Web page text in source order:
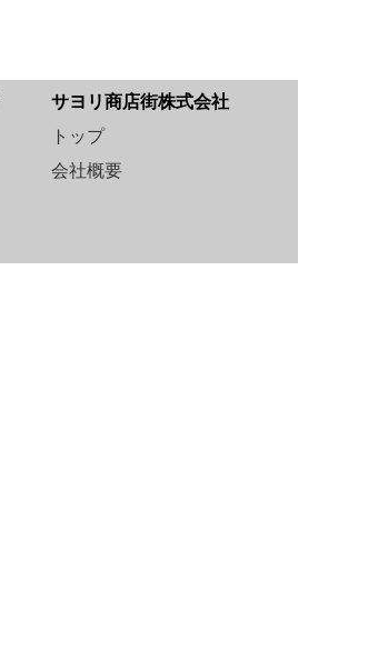
サヨリ商店街株式会社
トップ
会社概要